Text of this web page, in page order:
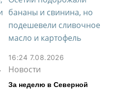
16:24 7.08.2026
Новости
За неделю в Северной